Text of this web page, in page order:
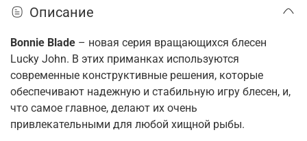
Описание
Bonnie Blade – новая серия вращающихся блесен
Lucky John. В этих приманках используются
современные конструктивные решения, которые
обеспечивают надежную и стабильную игру блесен, и,
что самое главное, делают их очень
привлекательными для любой хищной рыбы.